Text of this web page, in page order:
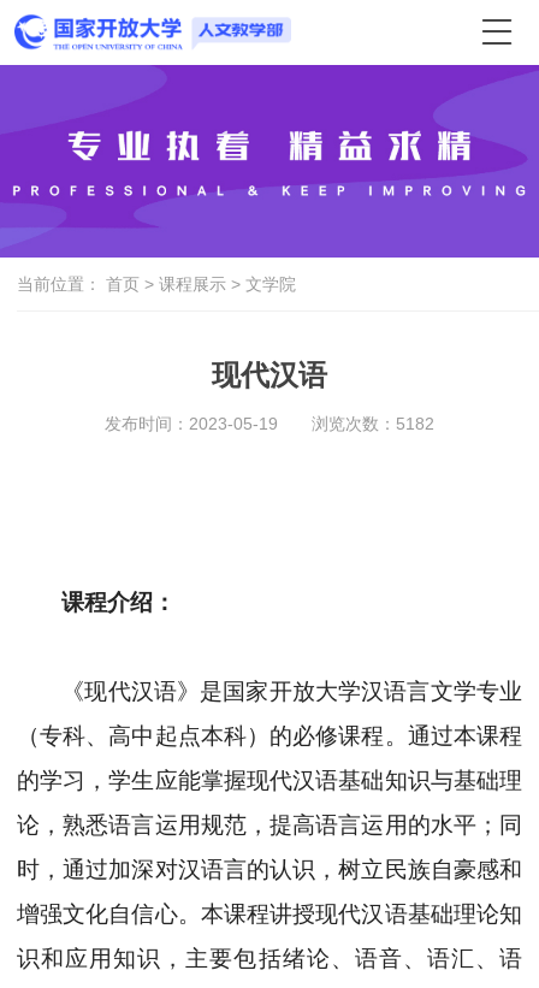
当前位置： 首页 > 课程展示 > 文学院
现代汉语
发布时间：2023-05-19 浏览次数： 5182
课程介绍：
《现代汉语》是国家开放大学汉语言文学专业
（专科、高中起点本科）的必修课程。 通过本课程
的学习，学生应能掌握现代汉语基础知识与基础理
论，熟悉语言运用规范，提高语言运用的水平；同
时，通过加深对汉语言的认识，树立民族自豪感和
增强文化自信心。本课程讲授现代汉语基础理论知
识和应用知识，主要包括绪论、语音、语汇、语